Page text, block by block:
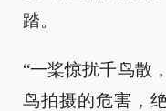
踏。
“一桨惊扰千鸟散
鸟拍摄的危害，